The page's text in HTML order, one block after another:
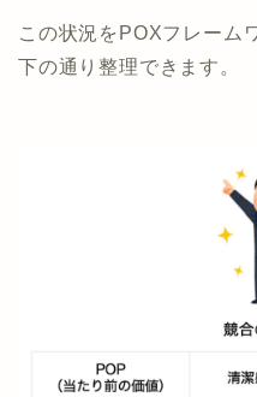
この状況をPOXフレーム
下の通り整理できます。